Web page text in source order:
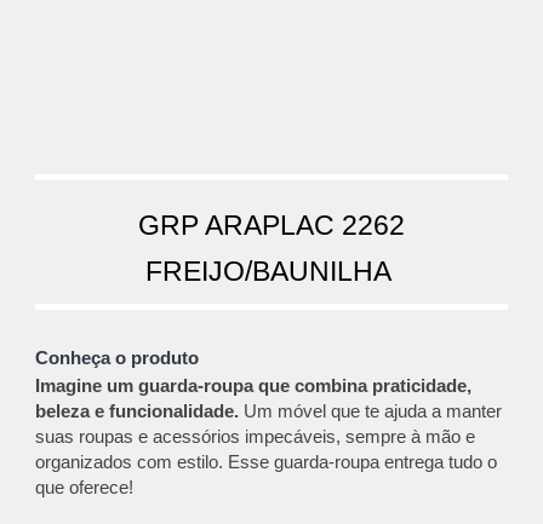
GRP ARAPLAC 2262
FREIJO/BAUNILHA
Conheça o produto
Imagine um guarda-roupa que combina praticidade,
beleza e funcionalidade. Um móvel que te ajuda a manter
suas roupas e acessórios impecáveis, sempre à mão e
organizados com estilo. Esse guarda-roupa entrega tudo o
que oferece!